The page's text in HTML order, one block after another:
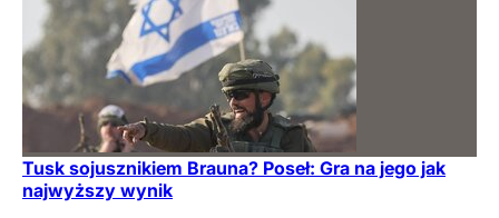
Tusk sojusznikiem Brauna? Poseł: Gra na jego jak
najwyższy wynik